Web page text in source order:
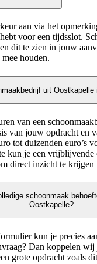
aan via het
voor een tijdsslot.
dit te zien in jouw
houden.
uit Oostkapelle
van een
van jouw opdracht en
tot duizenden euro’s
kun je een vrijblijvende
direct inzicht te krijgen
schoonmaak
Oostkapelle?
kun je precies
Dan koppelen wij
grote opdracht zoals